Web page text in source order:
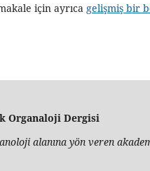
için ayrıca gelişmiş bir
Organaloji Dergisi
alanına yön veren